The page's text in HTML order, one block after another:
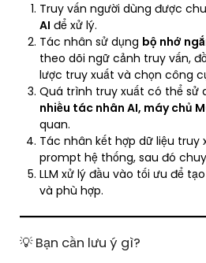
Truy vấn người dùng được
AI để xử lý.
Tác nhân sử dụng bộ nhớ
theo dõi ngữ cảnh truy vấn,
lược truy xuất và chọn công
Quá trình truy xuất có thể sử
nhiều tác nhân AI, máy chủ
quan.
Tác nhân kết hợp dữ liệu truy
prompt hệ thống, sau đó
LLM xử lý đầu vào tối ưu để
và phù hợp.
💡 Bạn cần lưu ý gì?